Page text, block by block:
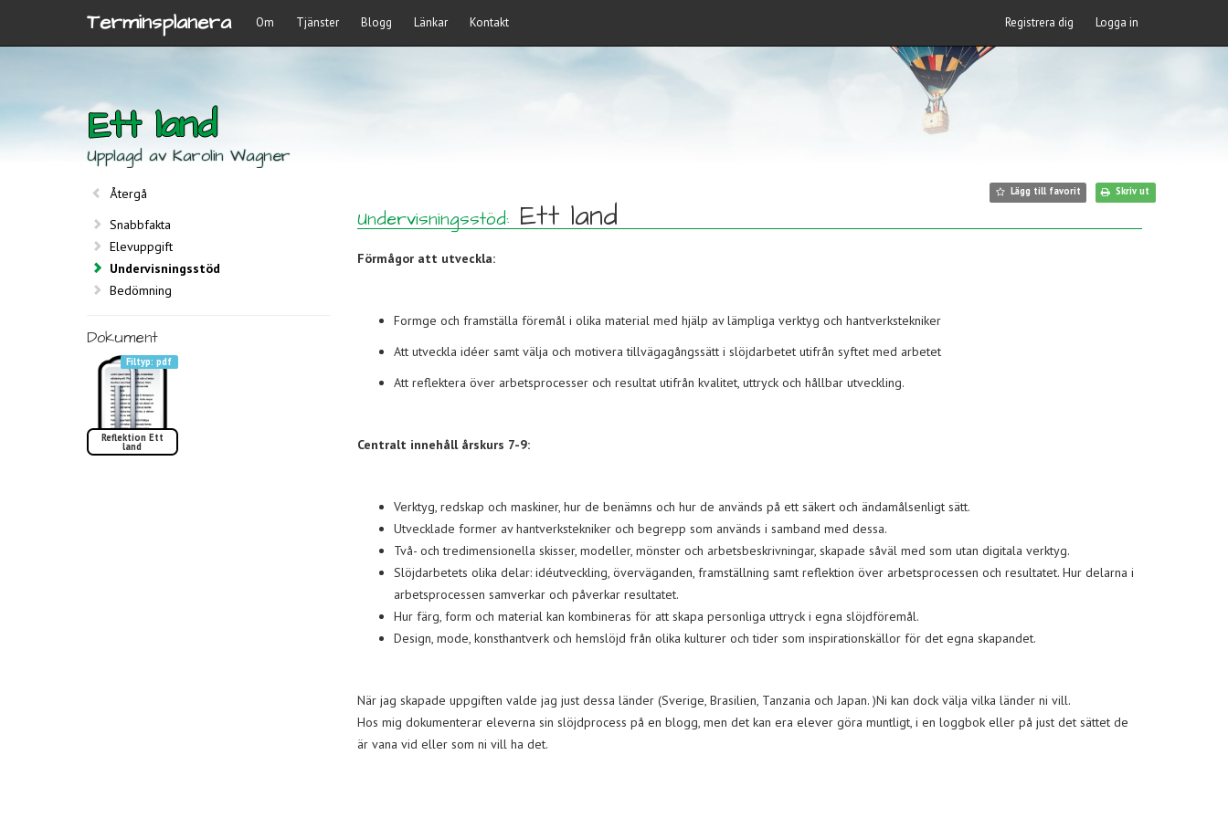
Terminsplanera Om Tjänster Blogg Länkar Kontakt Registrera dig Logga in
Ett land
Upplagd av Karolin Wagner
Återgå
Snabbfakta
Elevuppgift
Undervisningsstöd
Bedömning
Dokument
pdf
Reflektion Ett
land
Lägg till favorit Skriv ut
Undervisningsstöd:Ett land
Förmågor att utveckla:
Formge och framställa föremål i olika material med hjälp av lämpliga verktyg och hantverkstekniker
Att utveckla idéer samt välja och motivera tillvägagångssätt i slöjdarbetet utifrån syftet med arbetet
Att reflektera över arbetsprocesser och resultat utifrån kvalitet, uttryck och hållbar utveckling.
Centralt innehåll årskurs 7-9:
Verktyg, redskap och maskiner, hur de benämns och hur de används på ett säkert och ändamålsenligt sätt.
Utvecklade former av hantverkstekniker och begrepp som används i sam­band med dessa.
Två- och tredimensionella skisser, modeller, mönster och arbets­beskriv­ningar, skapade såväl med som utan digitala verktyg.
Slöjdarbetets olika delar: idéutveckling, överväganden, framställning samt ref­lektion över arbetsprocessen och resultatet. Hur delarna i
arbets­processen samverkar och påverkar resultatet.
Hur färg, form och material kan kombineras för att skapa personliga uttryck i egna slöjdföremål.
Design, mode, konsthantverk och hemslöjd från olika kulturer och tider som inspirationskällor för det egna skapandet.
När jag skapade uppgiften valde jag just dessa länder (Sverige, Brasilien, Tanzania och Japan. )Ni kan dock välja vilka länder ni vill.
Hos mig dokumenterar eleverna sin slöjdprocess på en blogg, men det kan era elever göra muntligt, i en loggbok eller på just det sättet de
är vana vid eller som ni vill ha det.